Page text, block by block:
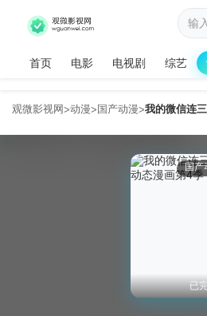
首页 电影 电视剧 综艺
观微影视网>动漫> 国产动漫>我的微信连
国产
已